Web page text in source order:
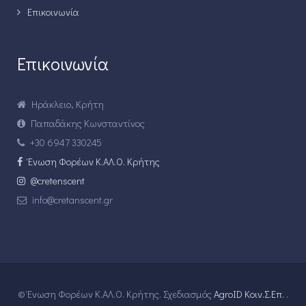
Επικοινωνία
Επικοινωνία
Ηράκλειο, Κρήτη
Παπαδάκης Κωνσταντίνος
+30 6947 330245
Ένωση Φορέων Κ.ΑΛ.Ο. Κρήτης
@cretenscent
info@cretanscent.gr
© Ένωση Φορέων Κ.ΑΛ.Ο. Κρήτης. Σχεδιασμός AgroID Κοιν.Σ.Επ. .